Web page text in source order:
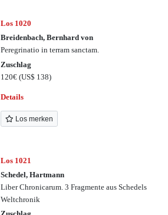
Los 1020
Breidenbach, Bernhard von
Peregrinatio in terram sanctam.
Zuschlag
120€(US$ 138)
Details
Los merken
Los 1021
Schedel, Hartmann
Liber Chronicarum. 3 Fragmente aus Schedels
Weltchronik